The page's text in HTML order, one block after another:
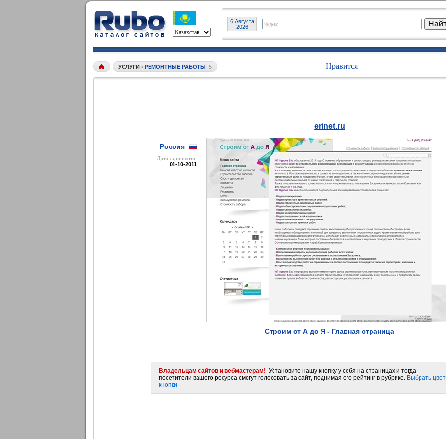
6 Августа
2026
УСЛУГИ • РЕМОНТНЫЕ РАБОТЫ 5 Нравится
Россия
Дата cкриншота:
01-10-2011
erinet.ru
Строим от А до Я - Главная страница
Владельцам сайтов и вебмастерам! Установите нашу кнопку у себя на страницах и тогда
посетители вашего ресурса смогут голосовать за сайт, поднимая его рейтинг в рубрике. Выбрать цвет
кнопки